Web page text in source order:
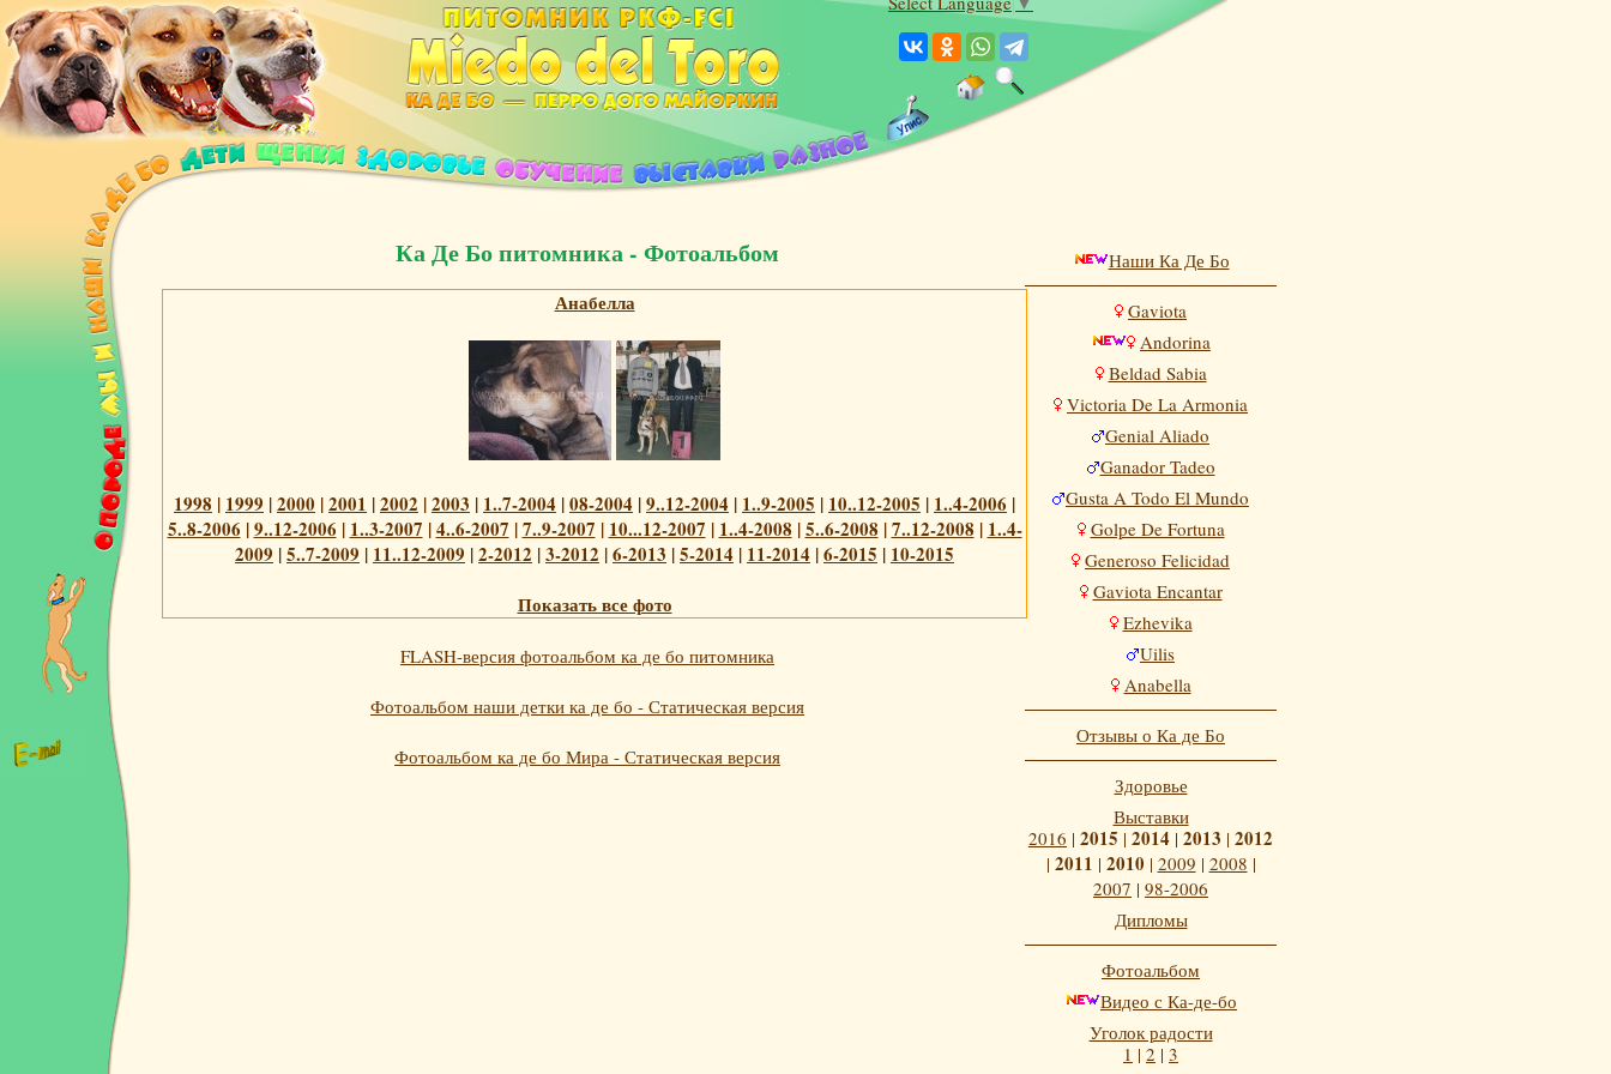
Ка Де Бо питомника - Фотоальбом
Анабелла
1998 | 1999 |2000 |2001 |2002 |2003 | 1..7-2004 |08-2004 |9..12-2004 | 1..9-2005 | 10..12-2005 | 1..4-2006 |
5..8-2006 |9..12-2006 | 1..3-2007 |4..6-2007 |7..9-2007 | 10...12-2007 | 1..4-2008 |5..6-2008 |7..12-2008 | 1..4-
2009 |5..7-2009 | 11..12-2009 |2-2012 |3-2012 |6-2013 |5-2014 | 11-2014 |6-2015 | 10-2015
Показать все фото
FLASH-версия фотоальбом ка де бо питомника
Фотоальбом наши детки ка де бо - Статическая версия
Фотоальбом ка де бо Мира - Статическая версия
Наши Ка Де Бо
Gaviota
Andorina
Beldad Sabia
Victoria De La Armonia
Genial Aliado
Ganador Tadeo
Gusta A Todo El Mundo
Golpe De Fortuna
Generoso Felicidad
Gaviota Encantar
Ezhevika
Uilis
Anabella
Отзывы о Ка де Бо
Здоровье
Выставки
2016 | 2015 | 2014 | 2013 | 2012
| 2011 | 2010 | 2009 | 2008 |
2007 | 98-2006
Дипломы
Фотоальбом
Видео с Ка-де-бо
Уголок радости
1 | 2 | 3